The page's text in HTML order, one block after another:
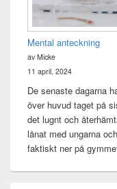
Mental anteckning
av Micke
11 april, 2024
De senaste dagarna
över huvud taget på
det lugnt och
lånat med ungarna
faktiskt ner på